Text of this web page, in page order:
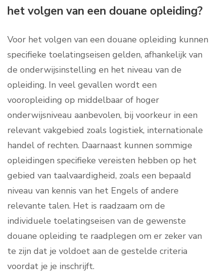
het volgen van een douane opleiding?
Voor het volgen van een douane opleiding kunnen
specifieke toelatingseisen gelden, afhankelijk van
de onderwijsinstelling en het niveau van de
opleiding. In veel gevallen wordt een
vooropleiding op middelbaar of hoger
onderwijsniveau aanbevolen, bij voorkeur in een
relevant vakgebied zoals logistiek, internationale
handel of rechten. Daarnaast kunnen sommige
opleidingen specifieke vereisten hebben op het
gebied van taalvaardigheid, zoals een bepaald
niveau van kennis van het Engels of andere
relevante talen. Het is raadzaam om de
individuele toelatingseisen van de gewenste
douane opleiding te raadplegen om er zeker van
te zijn dat je voldoet aan de gestelde criteria
voordat je je inschrijft.